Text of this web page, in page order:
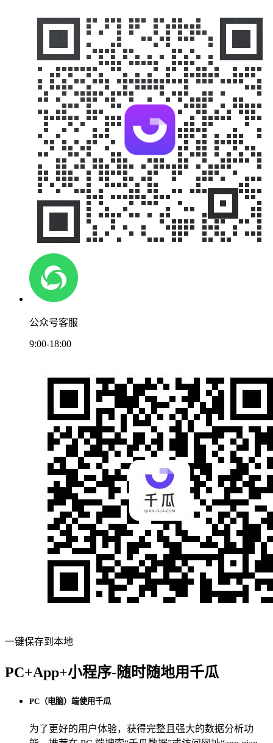
公众号客服
9:00-18:00
一键保存到本地
PC+App+小程序-随时随地用千瓜
PC（电脑）端使用千瓜
为了更好的用户体验，获得完整且强大的数据分析功